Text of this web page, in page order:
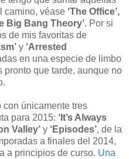
camino, véase ‘The Office’,
Big Bang Theory’. Por si
de mis favoritas de
y ‘Arrested
en una especie de limbo
que tarde, aunque no
con únicamente tres
para 2015: ‘It’s Always
Valley’ y ‘Episodes’, de la
a finales del 2014,
a principios de curso. Una